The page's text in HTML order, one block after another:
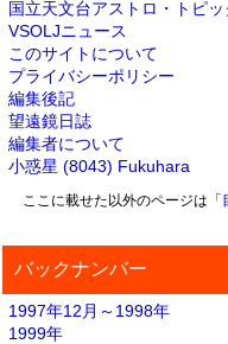
国立天文台アストロ・トピッ
VSOLJニュース
このサイトについて
プライバシーポリシー
編集後記
望遠鏡日誌
編集者について
小惑星 (8043) Fukuhara
ここに載せた以外のページは「
バックナンバー
1997年12月～1998年
1999年